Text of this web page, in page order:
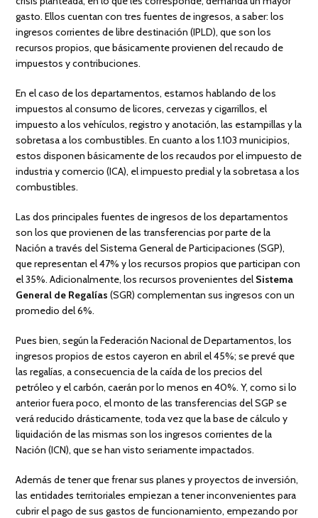
gasto. Ellos cuentan con tres fuentes de ingresos, a saber: los
ingresos corrientes de libre destinación (IPLD), que son los
recursos propios, que básicamente provienen del recaudo de
impuestos y contribuciones.
En el caso de los departamentos, estamos hablando de los
impuestos al consumo de licores, cervezas y cigarrillos, el
impuesto a los vehículos, registro y anotación, las estampillas y la
sobretasa a los combustibles. En cuanto a los 1.103 municipios,
estos disponen básicamente de los recaudos por el impuesto de
industria y comercio (ICA), el impuesto predial y la sobretasa a los
combustibles.
Las dos principales fuentes de ingresos de los departamentos
son los que provienen de las transferencias por parte de la
Nación a través del Sistema General de Participaciones (SGP),
que representan el 47% y los recursos propios que participan con
el 35%. Adicionalmente, los recursos provenientes del Sistema
General de Regalías (SGR) complementan sus ingresos con un
promedio del 6%.
Pues bien, según la Federación Nacional de Departamentos, los
ingresos propios de estos cayeron en abril el 45%; se prevé que
las regalías, a consecuencia de la caída de los precios del
petróleo y el carbón, caerán por lo menos en 40%. Y, como si lo
anterior fuera poco, el monto de las transferencias del SGP se
verá reducido drásticamente, toda vez que la base de cálculo y
liquidación de las mismas son los ingresos corrientes de la
Nación (ICN), que se han visto seriamente impactados.
Además de tener que frenar sus planes y proyectos de inversión,
las entidades territoriales empiezan a tener inconvenientes para
cubrir el pago de sus gastos de funcionamiento, empezando por